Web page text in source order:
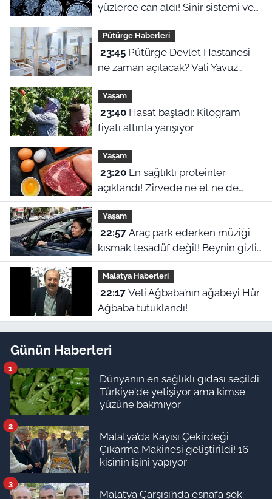
yüzlerce can aldı! Sinir sistemi ve
duyu organı hastalıklarında şok
veriler
Pütürge Haberleri
23:45Pütürge Devlet Hastanesi
ne zaman açılacak? Vali Yavuz
açıkladı
Yaşam
23:40Hasat başladı: Kilogram
fiyatı altınla yarışıyor
Yaşam
23:20En sağlıklı proteinler
açıklandı! Zirvede ne et ne de
yumurta var
Yaşam
22:57Araç park ederken müziği
kısmak tesadüf değil! Beynin gizli
refleksiymiş
Malatya Haberleri
22:17Veli Ağbaba’nın ağabeyi Hür
Ağbaba tutuklandı!
Günün Haberleri
Dünyanın en sağlıklı gıdası seçildi:
Türkiye'de yetişiyor ama kimse
yüzüne bakmıyor
1
Malatya’da Kayısı Çekirdeği
Çıkarma Makinesi geliştirildi! 16
kişinin işini yapıyor
2
Malatya Çarşısı’nda esnafa şok:
3